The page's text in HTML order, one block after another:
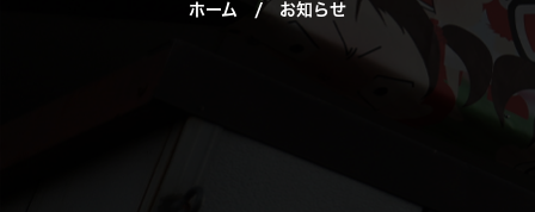
ホーム / お知らせ